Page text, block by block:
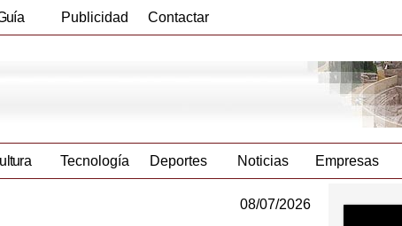
Publicidad Contactar
Tecnología Deportes Noticias Empresas
08/07/2026